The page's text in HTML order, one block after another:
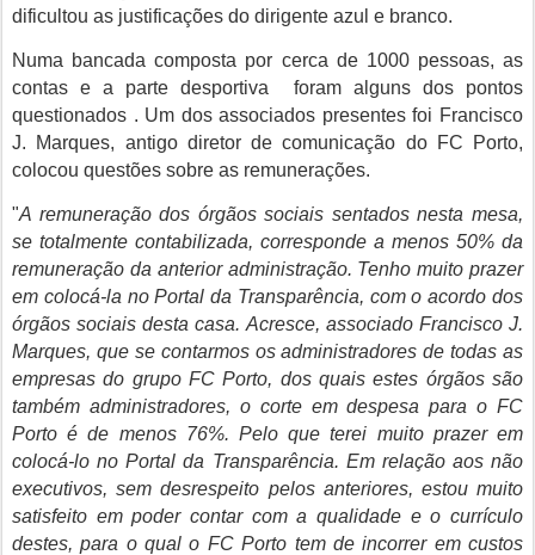
dificultou as justificações do dirigente azul e branco.
Numa bancada composta por cerca de 1000 pessoas, as
contas e a parte desportiva foram alguns dos pontos
questionados . Um dos associados presentes foi Francisco
J. Marques, antigo diretor de comunicação do FC Porto,
colocou questões sobre as remunerações.
"A remuneração dos órgãos sociais sentados nesta mesa,
se totalmente contabilizada, corresponde a menos 50% da
remuneração da anterior administração. Tenho muito prazer
em colocá-la no Portal da Transparência, com o acordo dos
órgãos sociais desta casa. Acresce, associado Francisco J.
Marques, que se contarmos os administradores de todas as
empresas do grupo FC Porto, dos quais estes órgãos são
também administradores, o corte em despesa para o FC
Porto é de menos 76%. Pelo que terei muito prazer em
colocá-lo no Portal da Transparência. Em relação aos não
executivos, sem desrespeito pelos anteriores, estou muito
satisfeito em poder contar com a qualidade e o currículo
destes, para o qual o FC Porto tem de incorrer em custos